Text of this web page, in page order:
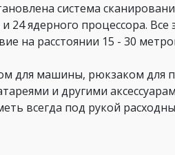
система
24 ядерного процессора. Все
на расстоянии 15 - 30
для машины, рюкзаком для
и другими
всегда под рукой